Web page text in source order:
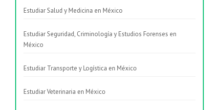
Estudiar Salud y Medicina en México
Estudiar Seguridad, Criminología y Estudios Forenses en
México
Estudiar Transporte y Logística en México
Estudiar Veterinaria en México